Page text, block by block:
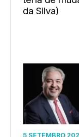
da Silva)
5 SETEMBRO